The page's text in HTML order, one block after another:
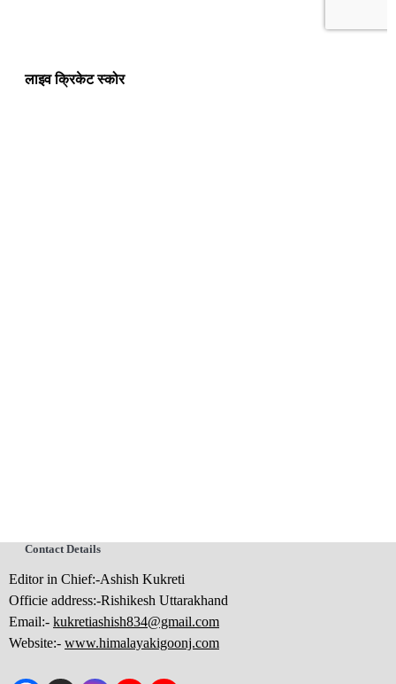
लाइव क्रिकेट स्कोर
Contact Details
Editor in Chief:-Ashish Kukreti
Officie address:-Rishikesh Uttarakhand
Email:- kukretiashish834@gmail.com
Website:- www.himalayakigoonj.com